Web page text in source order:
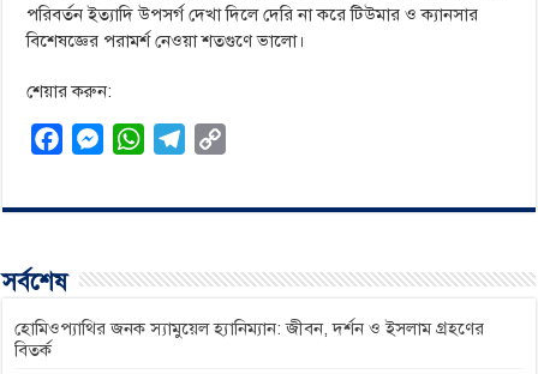
পরিবর্তন ইত্যাদি উপসর্গ দেখা দিলে দেরি না করে টিউমার ও ক্যানসার
বিশেষজ্ঞের পরামর্শ নেওয়া শতগুণে ভালো।
শেয়ার করুন:
o
o
M
n
g
W
A
p
r
a
i
n
সর্বশেষ
হোমিওপ্যাথির জনক স্যামুয়েল হ্যানিম্যান: জীবন, দর্শন ও ইসলাম গ্রহণের
বিতর্ক